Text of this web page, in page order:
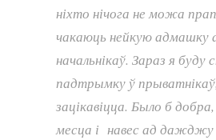
ніхто нічога не можа
чакаюць нейкую адмашку
начальнікаў. Зараз я буду
падтрымку ў
зацікавіцца. Было б добра,
месца і навес ад дажджу